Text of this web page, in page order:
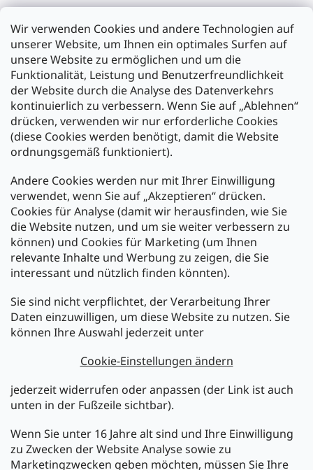
Wir verwenden Cookies und andere Technologien auf
unserer Website, um Ihnen ein optimales Surfen auf
unsere Website zu ermöglichen und um die
Funktionalität, Leistung und Benutzerfreundlichkeit
der Website durch die Analyse des Datenverkehrs
kontinuierlich zu verbessern. Wenn Sie auf „Ablehnen“
drücken, verwenden wir nur erforderliche Cookies
(diese Cookies werden benötigt, damit die Website
ordnungsgemäß funktioniert).
Andere Cookies werden nur mit Ihrer Einwilligung
verwendet, wenn Sie auf „Akzeptieren“ drücken.
Cookies für Analyse (damit wir herausfinden, wie Sie
die Website nutzen, und um sie weiter verbessern zu
können) und Cookies für Marketing (um Ihnen
relevante Inhalte und Werbung zu zeigen, die Sie
interessant und nützlich finden könnten).
Sie sind nicht verpflichtet, der Verarbeitung Ihrer
Daten einzuwilligen, um diese Website zu nutzen. Sie
können Ihre Auswahl jederzeit unter
Cookie-Einstellungen ändern
jederzeit widerrufen oder anpassen (der Link ist auch
unten in der Fußzeile sichtbar).
Wenn Sie unter 16 Jahre alt sind und Ihre Einwilligung
zu Zwecken der Website Analyse sowie zu
Marketingzwecken geben möchten, müssen Sie Ihre
Filiale Ulm
Zahlung und Versand
Versand mit:
Zahlarten:
Newsletter abonnieren
Legen Sie Ihre E-Mail ein und wir werden Ihnen Informationen
über neue Produkte in unserem E-Shop zusenden.
E-Mail
Melden Sie sich jetzt für den mükra Newsletter an,
kostenlos und jederzeit kündbar! Mit der Anmeldung zum
Newsletter bestätigen Sie Ihr Einverständnis mit der
Datenschutzerklärung.